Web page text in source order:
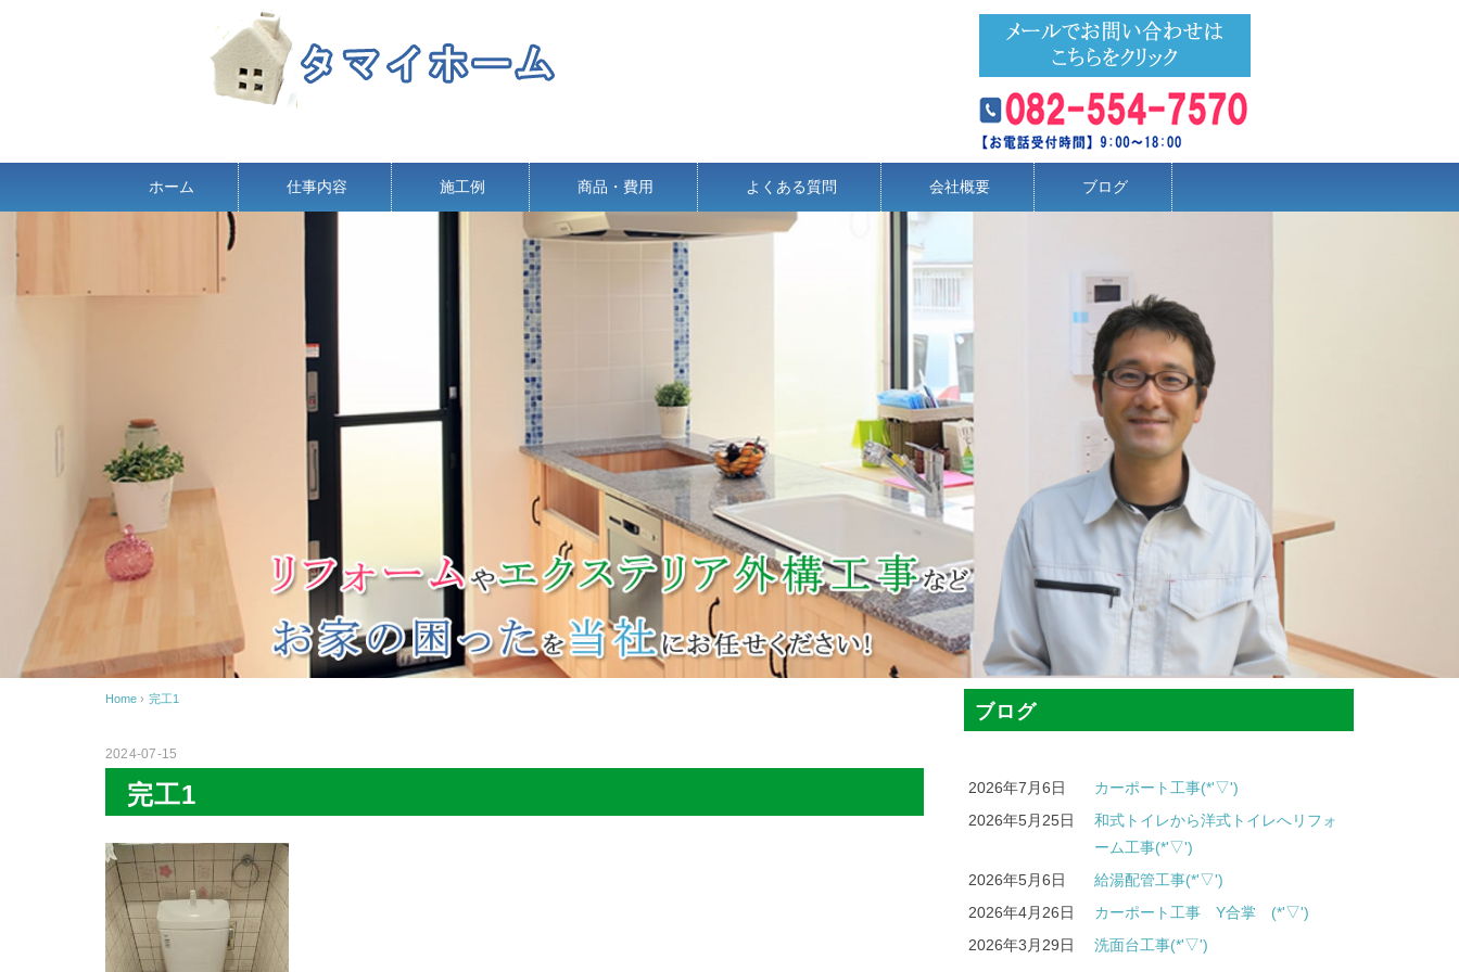
ホーム 仕事内容 施工例 商品・費用 よくある質問 会社概要 ブログ
Home › 完工1
2024-07-15
完工1
ブログ
2026年7月6日
カーポート工事(*'▽')
2026年5月25日
和式トイレから洋式トイレへリフォ
ーム工事(*'▽')
2026年5月6日
給湯配管工事(*'▽')
2026年4月26日
カーポート工事 Y合掌 (*'▽')
2026年3月29日
洗面台工事(*'▽')